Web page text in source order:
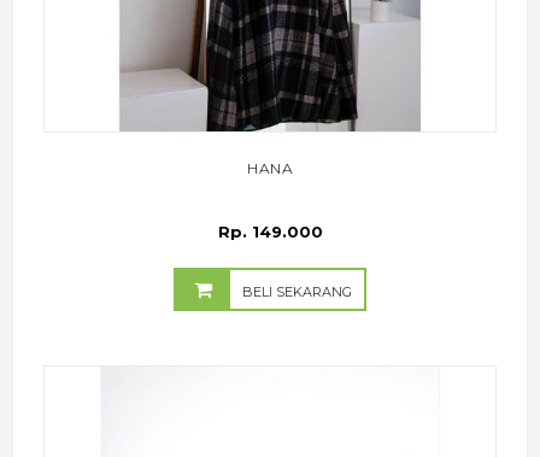
HANA
Rp. 149.000
BELI SEKARANG